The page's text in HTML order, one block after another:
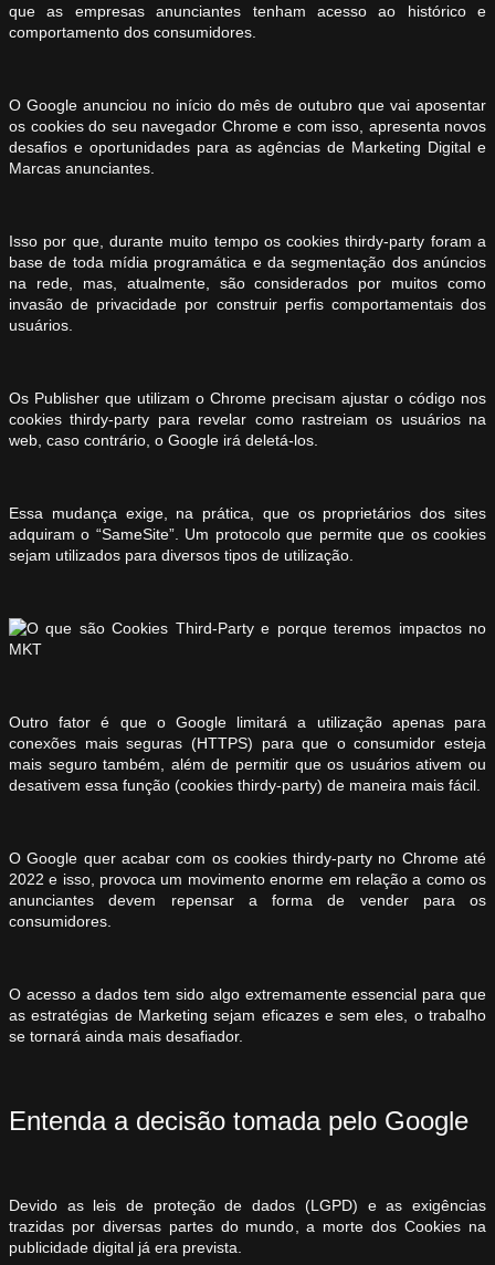
que as empresas anunciantes tenham acesso ao histórico e
comportamento dos consumidores.
O Google anunciou no início do mês de outubro que vai aposentar
os cookies do seu navegador Chrome e com isso, apresenta novos
desafios e oportunidades para as agências de Marketing Digital e
Marcas anunciantes.
Isso por que, durante muito tempo os cookies thirdy-party foram a
base de toda mídia programática e da segmentação dos anúncios
na rede, mas, atualmente, são considerados por muitos como
invasão de privacidade por construir perfis comportamentais dos
usuários.
Os Publisher que utilizam o Chrome precisam ajustar o código nos
cookies thirdy-party para revelar como rastreiam os usuários na
web, caso contrário, o Google irá deletá-los.
Essa mudança exige, na prática, que os proprietários dos sites
adquiram o “SameSite”. Um protocolo que permite que os cookies
sejam utilizados para diversos tipos de utilização.
Outro fator é que o Google limitará a utilização apenas para
conexões mais seguras (HTTPS) para que o consumidor esteja
mais seguro também, além de permitir que os usuários ativem ou
desativem essa função (cookies thirdy-party) de maneira mais fácil.
O Google quer acabar com os cookies thirdy-party no Chrome até
2022 e isso, provoca um movimento enorme em relação a como os
anunciantes devem repensar a forma de vender para os
consumidores.
O acesso a dados tem sido algo extremamente essencial para que
as estratégias de Marketing sejam eficazes e sem eles, o trabalho
se tornará ainda mais desafiador.
Entenda a decisão tomada pelo Google
Devido as leis de proteção de dados (LGPD) e as exigências
trazidas por diversas partes do mundo, a morte dos Cookies na
publicidade digital já era prevista.